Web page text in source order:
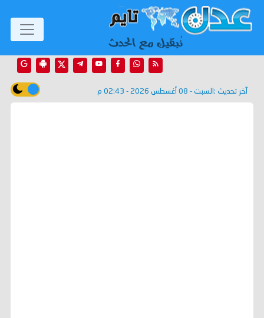
آخر تحديث : السبت - 08 أغسطس 2026 - 02:43 م